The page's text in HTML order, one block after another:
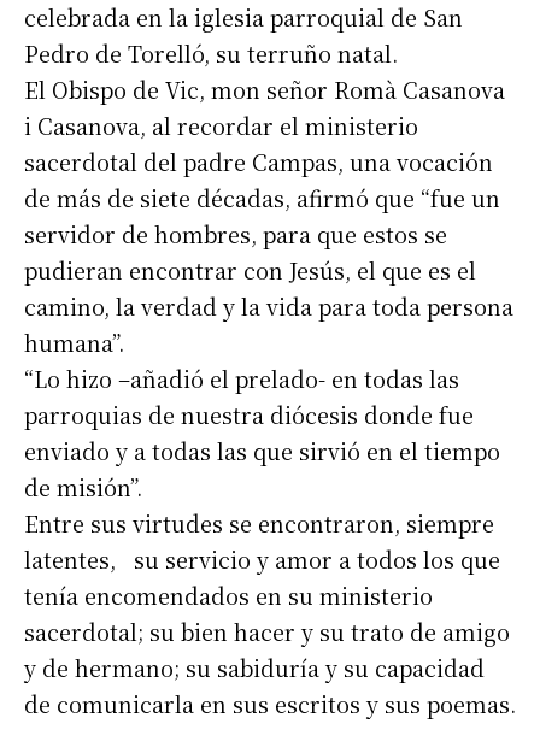
celebrada en la iglesia parroquial de San
Pedro de Torelló, su terruño natal.
El Obispo de Vic, mon señor Romà Casanova
i Casanova, al recordar el ministerio
sacerdotal del padre Campas, una vocación
de más de siete décadas, afirmó que “fue un
servidor de hombres, para que estos se
pudieran encontrar con Jesús, el que es el
camino, la verdad y la vida para toda persona
humana”.
“Lo hizo –añadió el prelado- en todas las
parroquias de nuestra diócesis donde fue
enviado y a todas las que sirvió en el tiempo
de misión”.
Entre sus virtudes se encontraron, siempre
latentes, su servicio y amor a todos los que
tenía encomendados en su ministerio
sacerdotal; su bien hacer y su trato de amigo
y de hermano; su sabiduría y su capacidad
de comunicarla en sus escritos y sus poemas.